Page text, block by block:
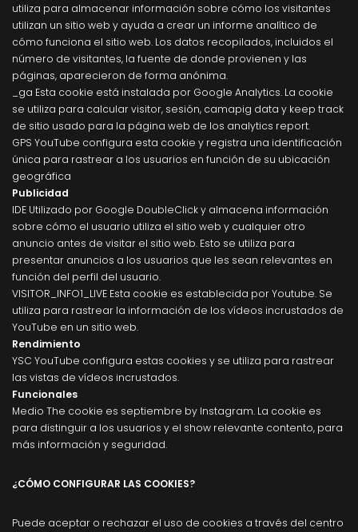
utiliza para almacenar información sobre cómo los visitantes
utilizan un sitio web y ayuda a crear un informe analítico de
cómo funciona el sitio web. Los datos recopilados, incluidos el
número de visitantes, la fuente de donde provienen y las
páginas, aparecieron de forma anónima.
_ga Esta cookie está instalada por Google Analytics. La cookie
se utiliza para calcular visitor, sesión, camapig data y keep track
de sitio usado para la página web de los analytics report.
GPS YouTube configura esta cookie y registra una identificación
única para rastrear a los usuarios en función de su ubicación
geográfica
Publicidad
IDE Utilizado por Google DoubleClick y almacena información
sobre cómo el usuario utiliza el sitio web y cualquier otro
anuncio antes de visitar el sitio web. Esto se utiliza para
presentar anuncios a los usuarios que les sean relevantes en
función del perfil del usuario.
VISITOR_INFO1_LIVE Esta cookie es establecida por Youtube. Se
utiliza para rastrear la información de los vídeos incrustados de
YouTube en un sitio web.
Rendimiento
YSC YouTube configura estas cookies y se utiliza para rastrear
las vistas de vídeos incrustados.
Funcionales
Medio The cookie es septiembre by Instagram. La cookie es
para distinguir a los usuarios y el show relevante contento, para
más información y seguridad.
¿CÓMO CONFIGURAR LAS COOKIES?
Puede aceptar o rechazar el uso de cookies a través del centro